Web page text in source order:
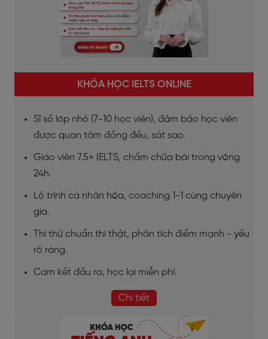
KHÓA HỌC IELTS ONLINE
Sĩ số lớp nhỏ (7-10 học viên), đảm bảo học viên
được quan tâm đồng đều, sát sao.
Giáo viên 7.5+ IELTS, chấm chữa bài trong vòng
24h.
Lộ trình cá nhân hóa, coaching 1-1 cùng chuyên
gia.
Thi thử chuẩn thi thật, phân tích điểm mạnh - yếu
rõ ràng.
Cam kết đầu ra, học lại miễn phí.
Chi tiết